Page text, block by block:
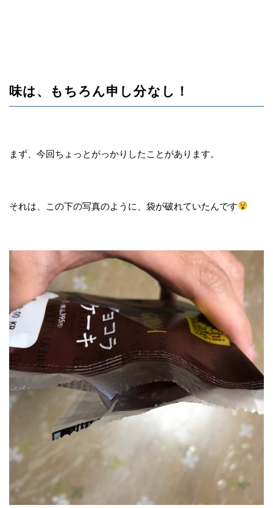
味は、もちろん申し分なし！
まず、今回ちょっとがっかりしたことがあります。
それは、この下の写真のように、袋が破れていたんです